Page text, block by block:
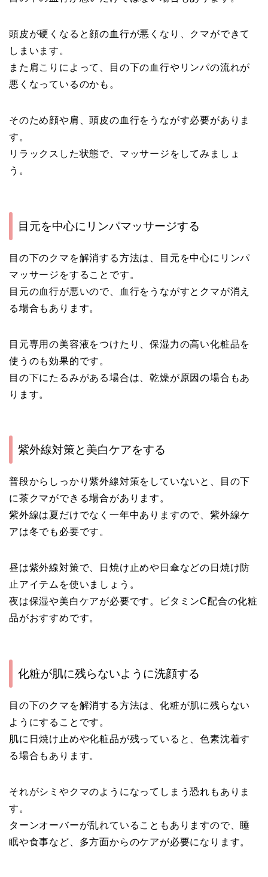
頭皮が硬くなると顔の血行が悪くなり、クマができて
しまいます。
また肩こりによって、目の下の血行やリンパの流れが
悪くなっているのかも。
そのため顔や肩、頭皮の血行をうながす必要がありま
す。
リラックスした状態で、マッサージをしてみましょ
う。
目元を中心にリンパマッサージする
目の下のクマを解消する方法は、目元を中心にリンパ
マッサージをすることです。
目元の血行が悪いので、血行をうながすとクマが消え
る場合もあります。
目元専用の美容液をつけたり、保湿力の高い化粧品を
使うのも効果的です。
目の下にたるみがある場合は、乾燥が原因の場合もあ
ります。
紫外線対策と美白ケアをする
普段からしっかり紫外線対策をしていないと、目の下
に茶クマができる場合があります。
紫外線は夏だけでなく一年中ありますので、紫外線ケ
アは冬でも必要です。
昼は紫外線対策で、日焼け止めや日傘などの日焼け防
止アイテムを使いましょう。
夜は保湿や美白ケアが必要です。ビタミンC配合の化粧
品がおすすめです。
化粧が肌に残らないように洗顔する
目の下のクマを解消する方法は、化粧が肌に残らない
ようにすることです。
肌に日焼け止めや化粧品が残っていると、色素沈着す
る場合もあります。
それがシミやクマのようになってしまう恐れもありま
す。
ターンオーバーが乱れていることもありますので、睡
眠や食事など、多方面からのケアが必要になります。